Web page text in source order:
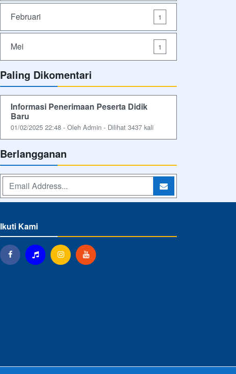
Februari 1
Mei 1
Paling Dikomentari
Informasi Penerimaan Peserta Didik
Baru
01/02/2025 22:48 - Oleh Admin - Dilihat 3437 kali
Berlangganan
Ikuti Kami